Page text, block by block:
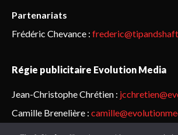
Partenariats
Frédéric Chevance :
Régie publicitaire Evolution Media
Jean-Christophe Chrétien :
Camille Brenelière :